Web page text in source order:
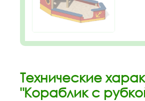
Технические
"Кораблик с